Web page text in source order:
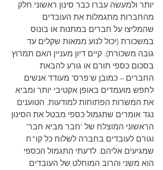
יותר ולמעשה עברו כבר סינון ראשוני.חלק
מהחברות מתגמלות את העובדים
שהמליצו על חברים במתנות או בונוס
במשכורת (יכול לנוע ממאות שקלים עד
גובה משכורת). קיים דיון מעניין האם תמרוץ
בסכום כספי תורם או גורע להבאת
החברים – כמובן ש'פרס' מעודד אנשים
לחפש מועמדים באופן אקטיבי יותר ומביא
את המשרות הפתוחות למודעות. הטוענים
נגד אומרים שתגמול כספי מבטל את הסינון
הראשוני המוצלח של 'חבר מביא חבר'
וגורם לעובדים בחברה לשלוח כל קו"ח
שמגיעים אליהם. לדעתי התגמול הכספי
הוא משני והרוב המוחלט של העובדים